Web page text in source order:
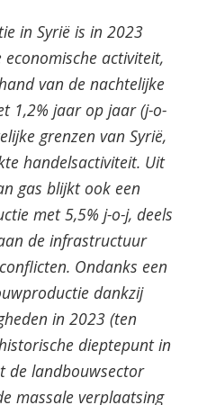
in Syrië is in 2023
activiteit,
van de nachtelijke
1,2% jaar op jaar (j-o-
grenzen van Syrië,
handelsactiviteit. Uit
gas blijkt ook een
met 5,5% j-o-j, deels
de infrastructuur
Ondanks een
dankzij
in 2023 (ten
dieptepunt in
de landbouwsector
massale verplaatsing